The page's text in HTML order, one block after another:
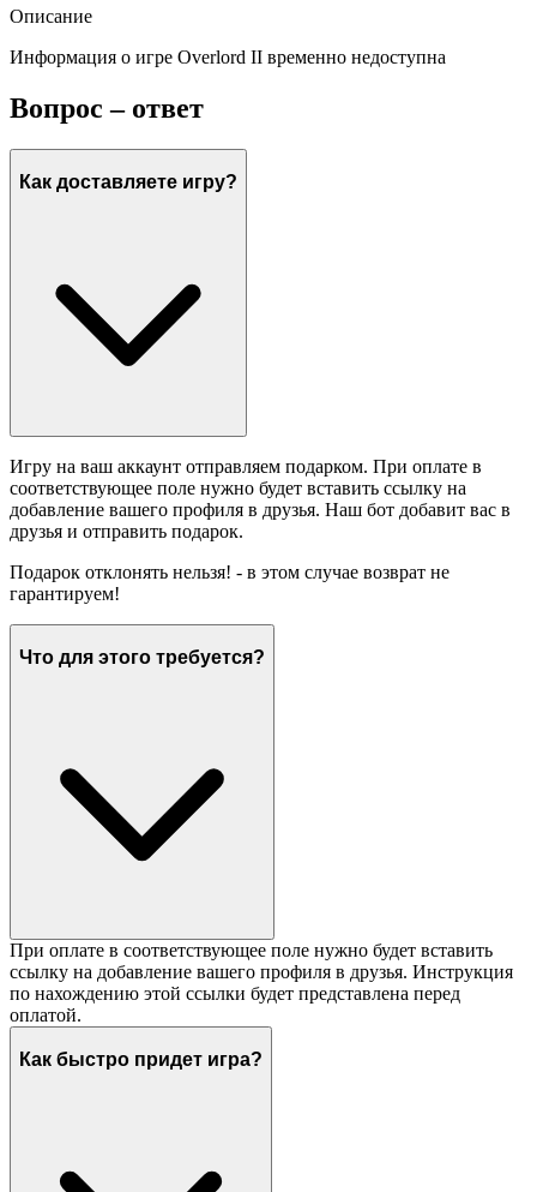
Описание
Информация о игре Overlord II временно недоступна
Вопрос – ответ
Как доставляете игру?
Игру на ваш аккаунт отправляем подарком. При оплате в
соответствующее поле нужно будет вставить ссылку на
добавление вашего профиля в друзья. Наш бот добавит вас в
друзья и отправить подарок.
Подарок отклонять нельзя! - в этом случае возврат не
гарантируем!
Что для этого требуется?
При оплате в соответствующее поле нужно будет вставить
ссылку на добавление вашего профиля в друзья. Инструкция
по нахождению этой ссылки будет представлена перед
оплатой.
Как быстро придет игра?